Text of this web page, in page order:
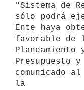
"Sistema de
sólo podrá
Ente haya
favorable de
Planeamiento
Presupuesto
comunicado
la